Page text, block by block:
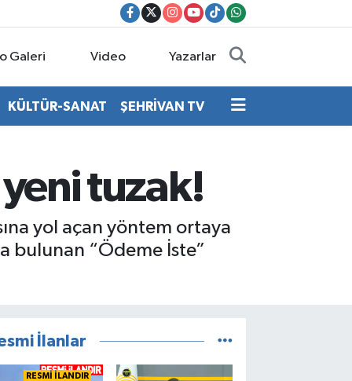
Galeri Video Yazarlar
KÜLTÜR-SANAT ŞEHRİVAN TV
yeni tuzak!
yol açan yöntem ortaya
bulunan “Ödeme İste”
İlanlar
RESMİ İLANDIR